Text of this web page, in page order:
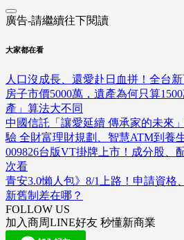
廣告-請繼續往下閱讀
大家都在看
人口沒成長、還愛赴日血拼！全台
房子市價5000萬，遺產為何只算
產」算法大不同
中國信託「讓愛延續 傳承家的未來
驗 全財富理財規劃、智慧ATM到養
009826台版VT掛牌上市！成分股、
次看
青安3.0懶人包》8/1上路！申請資格
新舊制差在哪？
FOLLOW US
加入商周LINE好友 秒懂新商業